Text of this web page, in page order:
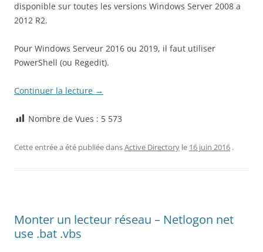
disponible sur toutes les versions Windows Server 2008 a
2012 R2.
Pour Windows Serveur 2016 ou 2019, il faut utiliser
PowerShell (ou Regedit).
Continuer la lecture →
Nombre de Vues : 5 573
Cette entrée a été publiée dansActive Directory le 16 juin 2016 .
Monter un lecteur réseau – Netlogon net
use .bat .vbs